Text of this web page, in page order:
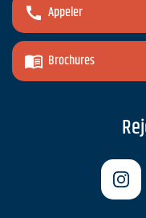
Appeler
Brochures